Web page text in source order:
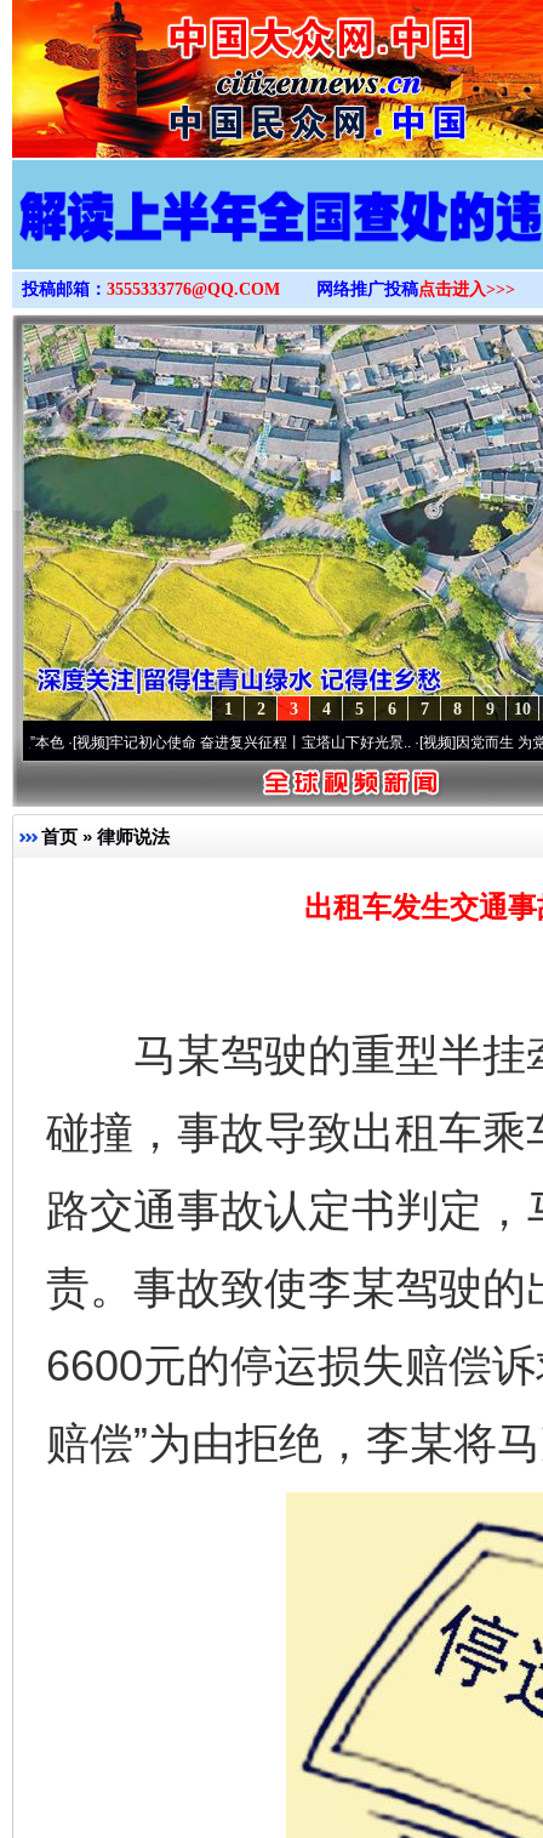
>
投稿邮箱： 3555333776@QQ.COM 网络推广投稿点击进入>>>
10
9
8
7
6
5
4
3
2
1
频]牢记初心使命 奋进复兴征程丨宝塔山下好光景..·[视频]因党而生 为党而战——
首页 » 律师说法
出租车发生交通
马某驾驶的重型半挂
碰撞，事故导致出租车
路交通事故认定书判定
责。事故致使李某驾驶
6600元的停运损失赔偿
赔偿”为由拒绝，李某将